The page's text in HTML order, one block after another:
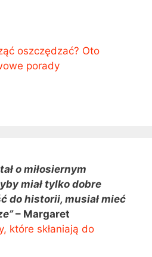
oszczędzać? Oto
porady
o miłosiernym
miał tylko dobre
do historii, musiał mieć
– Margaret
które skłaniają do